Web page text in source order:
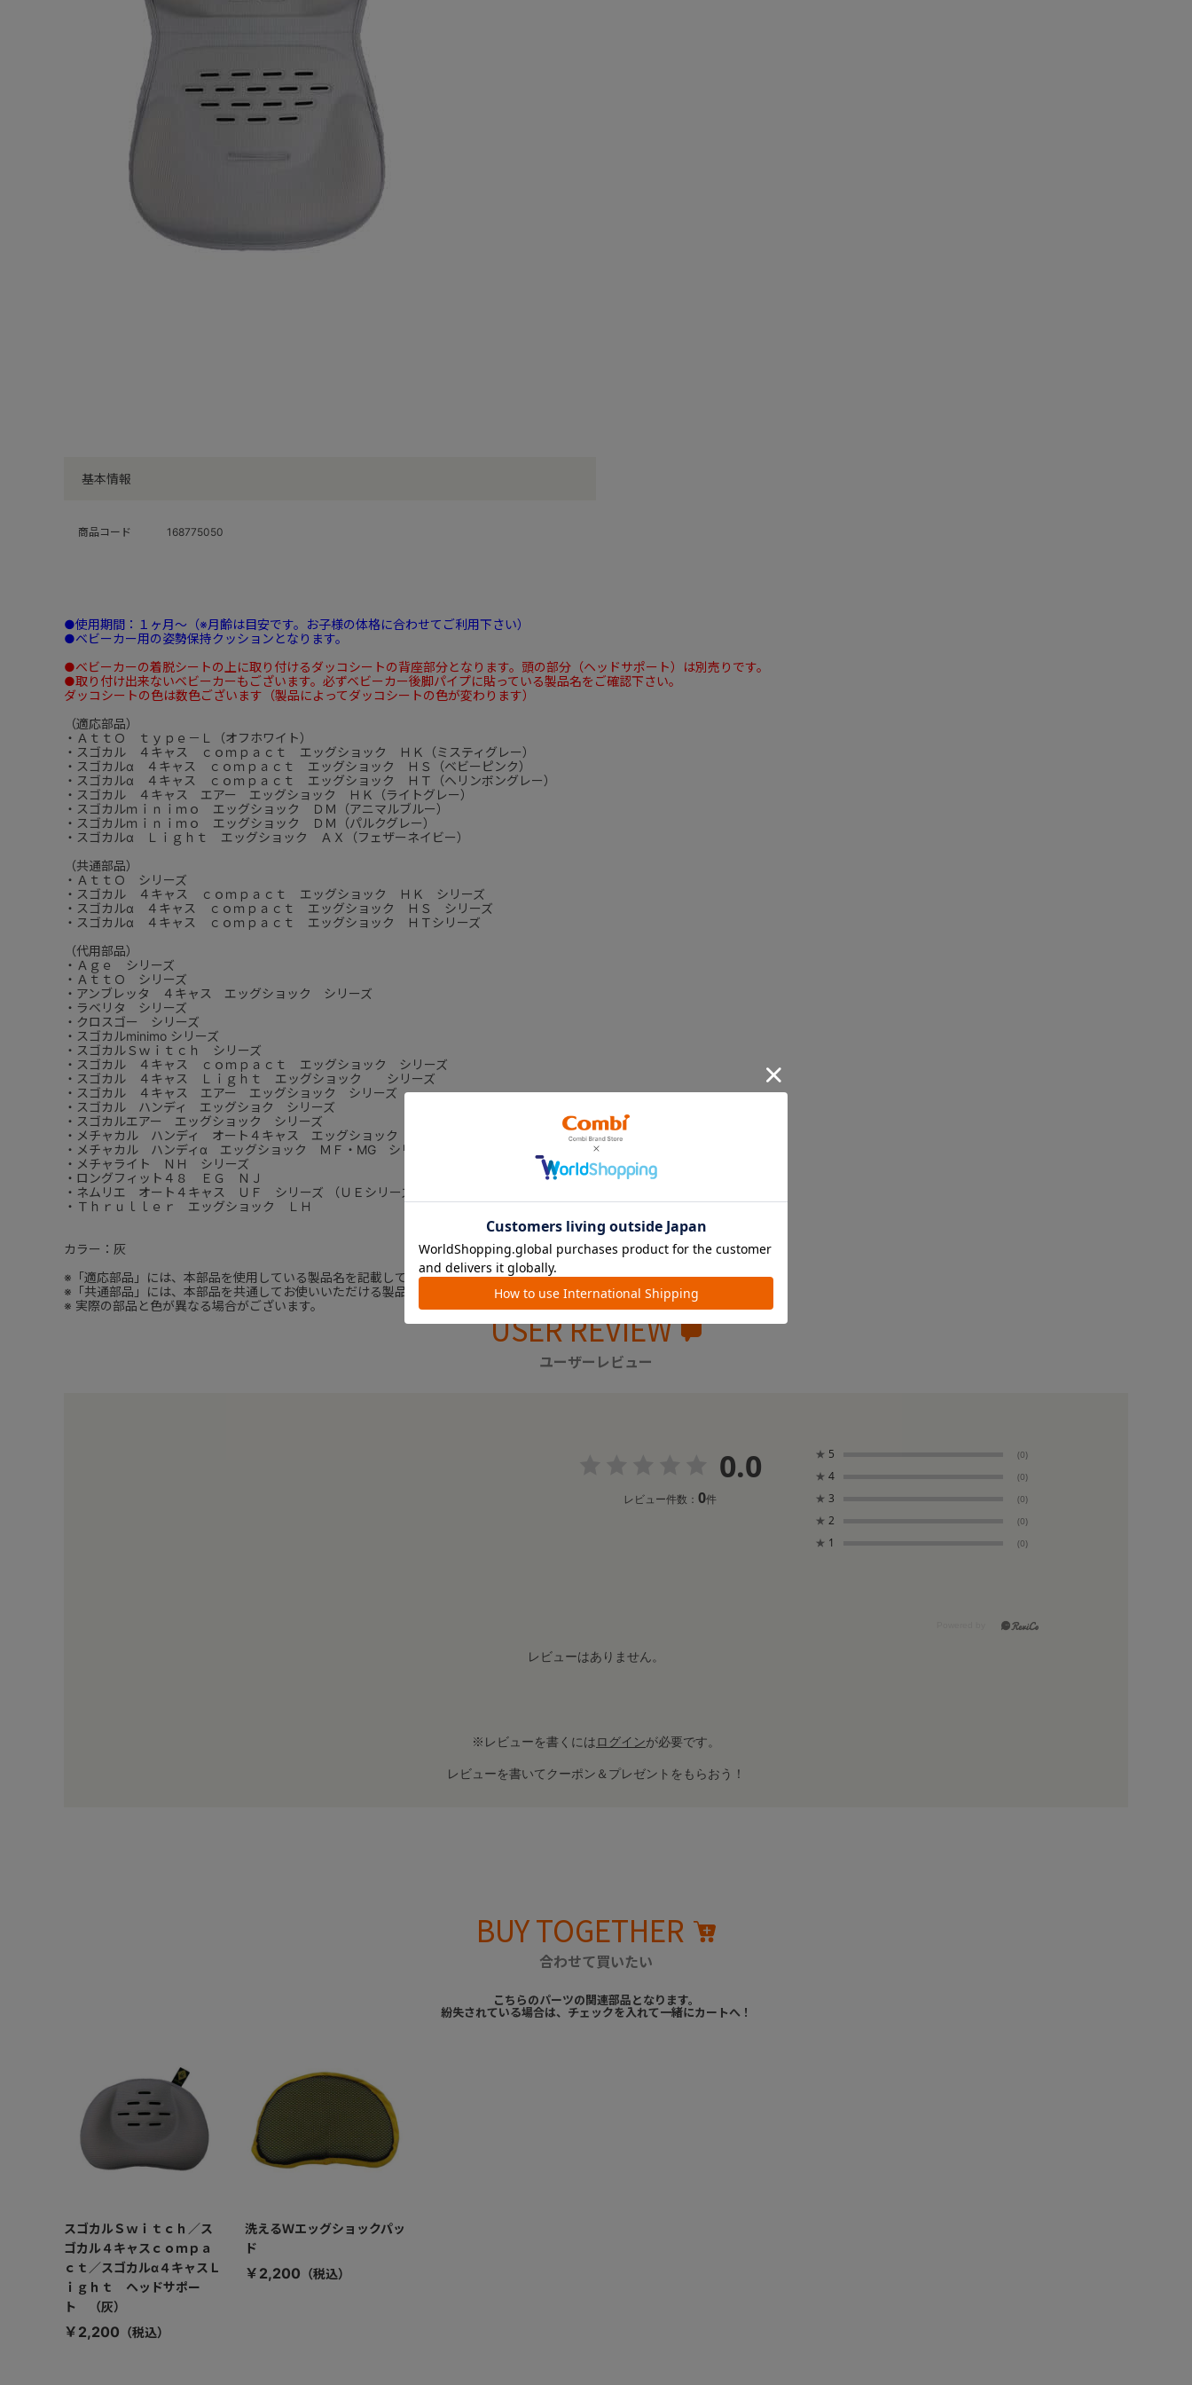
基本情報
商品コード 168775050
●使用期間：１ヶ月～（※月齢は目安です。お子様の体格に合わせてご利用下さい）
●ベビーカー用の姿勢保持クッションとなります。
●ベビーカーの着脱シートの上に取り付けるダッコシートの背座部分となります。頭の部分（ヘッドサポート）は別売りです。
●取り付け出来ないベビーカーもございます。必ずベビーカー後脚パイプに貼っている製品名をご確認下さい。
ダッコシートの色は数色ございます（製品によってダッコシートの色が変わります）
（適応部品）
・ＡｔｔＯ ｔｙｐｅ－Ｌ（オフホワイト）
・スゴカル ４キャス ｃｏｍｐａｃｔ エッグショック ＨＫ（ミスティグレー）
・スゴカルα ４キャス ｃｏｍｐａｃｔ エッグショック ＨＳ（ベビーピンク）
・スゴカルα ４キャス ｃｏｍｐａｃｔ エッグショック ＨＴ（ヘリンボングレー）
・スゴカル ４キャス エアー エッグショック ＨＫ（ライトグレー）
・スゴカルｍｉｎｉｍｏ エッグショック ＤＭ（アニマルブルー）
・スゴカルｍｉｎｉｍｏ エッグショック ＤＭ（パルクグレー）
・スゴカルα Ｌｉｇｈｔ エッグショック ＡＸ（フェザーネイビー）
（共通部品）
・ＡｔｔＯ シリーズ
・スゴカル ４キャス ｃｏｍｐａｃｔ エッグショック ＨＫ シリーズ
・スゴカルα ４キャス ｃｏｍｐａｃｔ エッグショック ＨＳ シリーズ
・スゴカルα ４キャス ｃｏｍｐａｃｔ エッグショック ＨＴシリーズ
（代用部品）
・Ａｇｅ シリーズ
・ＡｔｔＯ シリーズ
・アンブレッタ ４キャス エッグショック シリーズ
・ラベリタ シリーズ
・クロスゴー シリーズ
・スゴカルminimo シリーズ
・スゴカルＳｗｉｔｃｈ シリーズ
・スゴカル ４キャス ｃｏｍｐａｃｔ エッグショック シリーズ
・スゴカル ４キャス Ｌｉｇｈｔ エッグショック シリーズ
・スゴカル ４キャス エアー エッグショック シリーズ
・スゴカル ハンディ エッグショク シリーズ
・スゴカルエアー エッグショック シリーズ
・メチャカル ハンディ オート４キャス エッグショック シリーズ
・メチャカル ハンディα エッグショック ＭＦ・MG シリーズ（ＭＣ・ＭＤシリーズには取付出来ません）
・メチャライト ＮＨ シリーズ
・ロングフィット４８ ＥＧ ＮＪ
・ネムリエ オート４キャス ＵＦ シリーズ （ＵＥシリーズには取付出来ません）
・Ｔｈｒｕｌｌｅｒ エッグショック ＬＨ
カラー：灰
※「適応部品」には、本部品を使用している製品名を記載しております。
※「共通部品」には、本部品を共通してお使いいただける製品名を記載しております。
※ 実際の部品と色が異なる場合がございます。
USER REVIEW
ユーザーレビュー
0.0
レビュー件数： 0件
★ 5 (0)
★ 4 (0)
★ 3 (0)
★ 2 (0)
★ 1 (0)
レビューはありません。
※レビューを書くにはログインが必要です。
レビューを書いてクーポン＆プレゼントをもらおう！
BUY TOGETHER
合わせて買いたい
こちらのパーツの関連部品となります。
紛失されている場合は、チェックを入れて一緒にカートへ！
スゴカルＳｗｉｔｃｈ／ス
ゴカル４キャスｃｏｍｐａ
ｃｔ／スゴカルα４キャスＬ
ｉｇｈｔ ヘッドサポー
ト （灰）
￥2,200
洗えるＷエッグショックパッ
ド
￥2,200